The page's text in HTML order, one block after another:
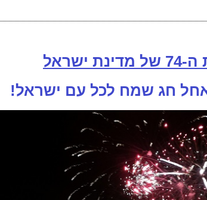
ישראל
חג שמח לכל עם ישראל!